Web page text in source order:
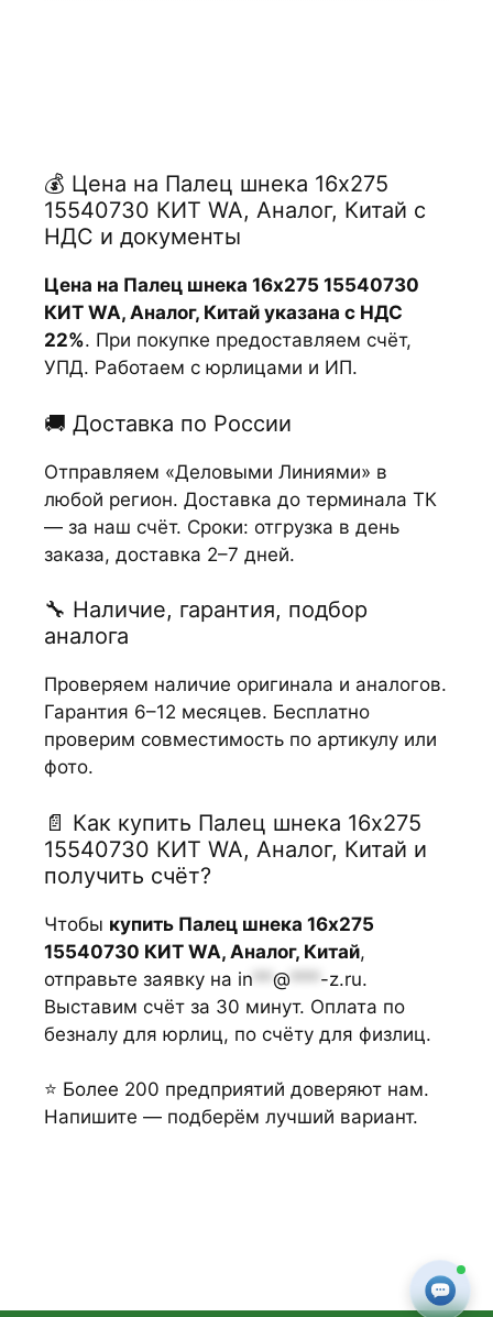
💰 Цена на Палец шнека 16х275
15540730 КИТ WA, Аналог, Китай с
НДС и документы
Цена на Палец шнека 16х275 15540730
КИТ WA, Аналог, Китай указана с НДС
22%. При покупке предоставляем счёт,
УПД. Работаем с юрлицами и ИП.
🚚 Доставка по России
Отправляем «Деловыми Линиями» в
любой регион. Доставка до терминала ТК
— за наш счёт. Сроки: отгрузка в день
заказа, доставка 2–7 дней.
🔧 Наличие, гарантия, подбор
аналога
Проверяем наличие оригинала и аналогов.
Гарантия 6–12 месяцев. Бесплатно
проверим совместимость по артикулу или
фото.
📄 Как купить Палец шнека 16х275
15540730 КИТ WA, Аналог, Китай и
получить счёт?
Чтобы купить Палец шнека 16х275
15540730 КИТ WA, Аналог, Китай,
отправьте заявку на in ** @ *** -z.ru.
Выставим счёт за 30 минут. Оплата по
безналу для юрлиц, по счёту для физлиц.
⭐ Более 200 предприятий доверяют нам.
Напишите — подберём лучший вариант.